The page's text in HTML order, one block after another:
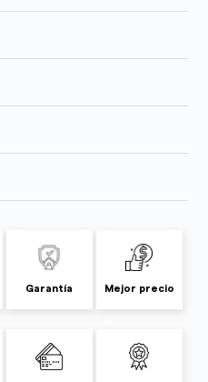
Garantía Mejor precio